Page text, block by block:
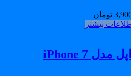
تومان
بیشتر
گوشی موبایل اپل مدل iPhone 7